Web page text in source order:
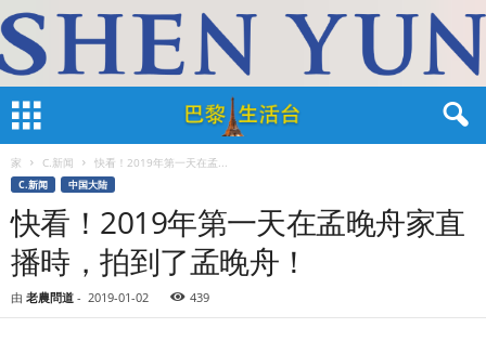
家 C.新闻 快看！2019年第一天在孟...
C.新闻 中国大陆
快看！2019年第一天在孟晚舟家直
播時，拍到了孟晚舟！
由 老農問道 - 2019-01-02 439